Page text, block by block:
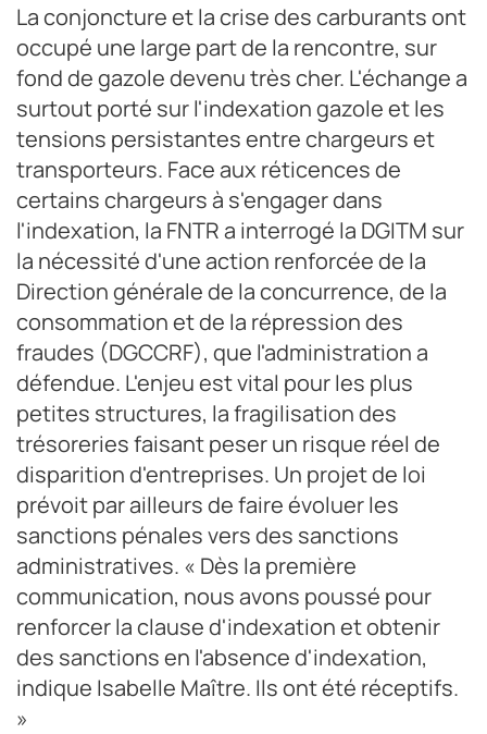
La conjoncture et la crise des carburants ont
occupé une large part de la rencontre, sur
fond de gazole devenu très cher. L'échange a
surtout porté sur l'indexation gazole et les
tensions persistantes entre chargeurs et
transporteurs. Face aux réticences de
certains chargeurs à s'engager dans
l'indexation, la FNTR a interrogé la DGITM sur
la nécessité d'une action renforcée de la
Direction générale de la concurrence, de la
consommation et de la répression des
fraudes (DGCCRF), que l'administration a
défendue. L'enjeu est vital pour les plus
petites structures, la fragilisation des
trésoreries faisant peser un risque réel de
disparition d'entreprises. Un projet de loi
prévoit par ailleurs de faire évoluer les
sanctions pénales vers des sanctions
administratives. « Dès la première
communication, nous avons poussé pour
renforcer la clause d'indexation et obtenir
des sanctions en l'absence d'indexation,
indique Isabelle Maître. Ils ont été réceptifs.
»